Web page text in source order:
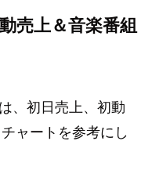
売上＆音楽番組
、初日売上、初動
ャートを参考にし